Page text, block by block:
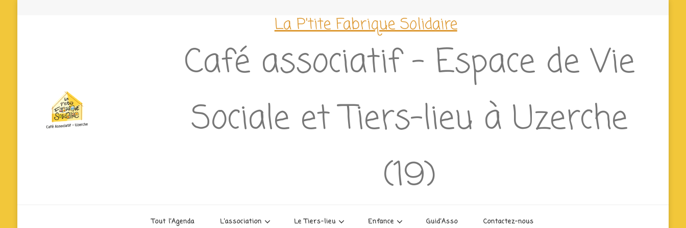
La P'tite Fabrique Solidaire
Café associatif – Espace de Vie
Sociale et Tiers-lieu à Uzerche
(19)
Tout l’Agenda L’association Le Tiers-lieu Enfance Guid’Asso Contactez-nous